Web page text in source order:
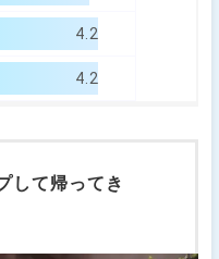
4.2
4.2
して帰ってき